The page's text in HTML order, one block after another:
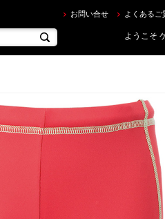
ニア [チェリーピンク] [在庫一掃/返品交換不
お問い合せ よくあるご
ようこそ